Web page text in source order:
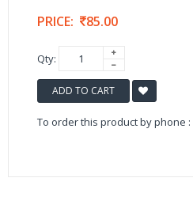
PRICE: 85.00
Qty:
ADD TO CART
To order this product by phone :